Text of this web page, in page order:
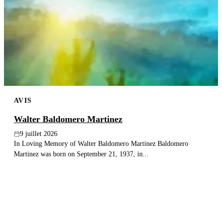
AVIS
Walter Baldomero Martinez
9 juillet 2026
In Loving Memory of Walter Baldomero Martinez Baldomero
Martinez was born on September 21, 1937, in...